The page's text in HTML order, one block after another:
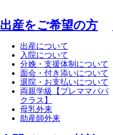
出産をご希望の方
出産について
入院について
分娩・支援体制について
面会・付き添いについて
退院・お支払いについて
両親学級【プレママパパ
クラス】
母乳外来
助産師外来